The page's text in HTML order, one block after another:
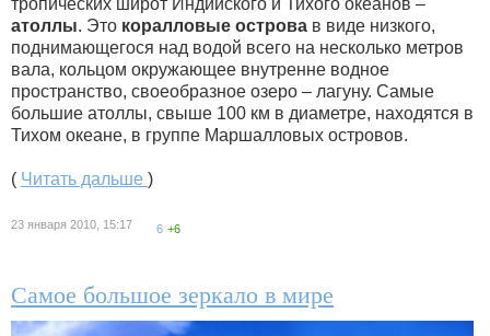
тропических широт Индийского и Тихого океанов –
атоллы. Это коралловые острова в виде низкого,
поднимающегося над водой всего на несколько метров
вала, кольцом окружающее внутренне водное
пространство, своеобразное озеро – лагуну. Самые
большие атоллы, свыше 100 км в диаметре, находятся в
Тихом океане, в группе Маршалловых островов.
( Читать дальше )
23 января 2010, 15:17 6 +6
Самое большое зеркало в мире